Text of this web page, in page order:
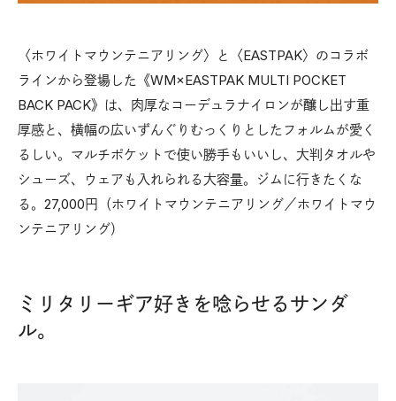
〈ホワイトマウンテニアリング〉と〈EASTPAK〉のコラボ
ラインから登場した《WM×EASTPAK MULTI POCKET
BACK PACK》は、肉厚なコーデュラナイロンが醸し出す重
厚感と、横幅の広いずんぐりむっくりとしたフォルムが愛く
るしい。マルチポケットで使い勝手もいいし、大判タオルや
シューズ、ウェアも入れられる大容量。ジムに行きたくな
る。27,000円（ホワイトマウンテニアリング／ホワイトマウ
ンテニアリング）
ミリタリーギア好きを唸らせるサンダ
ル。